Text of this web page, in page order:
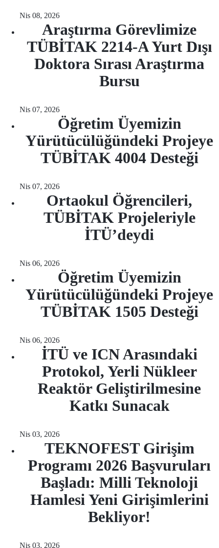
Nis 08, 2026
Araştırma Görevlimize
TÜBİTAK 2214-A Yurt Dışı
Doktora Sırası Araştırma
Bursu
Nis 07, 2026
Öğretim Üyemizin
Yürütücülüğündeki Projeye
TÜBİTAK 4004 Desteği
Nis 07, 2026
Ortaokul Öğrencileri,
TÜBİTAK Projeleriyle
İTÜ’deydi
Nis 06, 2026
Öğretim Üyemizin
Yürütücülüğündeki Projeye
TÜBİTAK 1505 Desteği
Nis 06, 2026
İTÜ ve ICN Arasındaki
Protokol, Yerli Nükleer
Reaktör Geliştirilmesine
Katkı Sunacak
Nis 03, 2026
TEKNOFEST Girişim
Programı 2026 Başvuruları
Başladı: Milli Teknoloji
Hamlesi Yeni Girişimlerini
Bekliyor!
Nis 03, 2026